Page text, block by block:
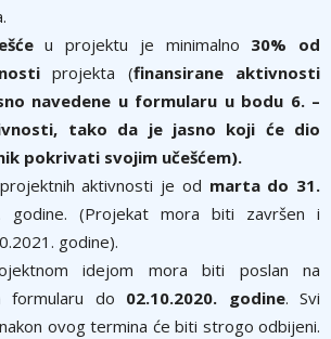
u projektu je minimalno 30% od
projekta (finansirane aktivnosti
navedene u formularu u bodu 6. –
tako da je jasno koji će dio
pokrivati svojim učešćem).
aktivnosti je od marta do 31.
godine. (Projekat mora biti završen i
godine).
idejom mora biti poslan na
formularu do 02.10.2020. godine. Svi
ovog termina će biti strogo odbijeni.